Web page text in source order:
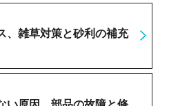
、雑草対策と砂利の補充